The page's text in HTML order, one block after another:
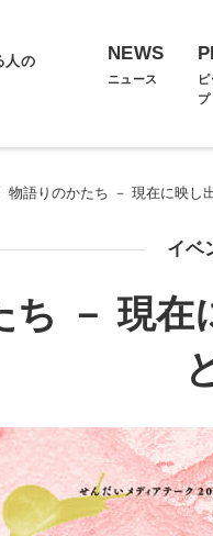
人の
NEWS
ニュース
プ
物語りのかたち － 現在に映し
イベ
ち － 現在